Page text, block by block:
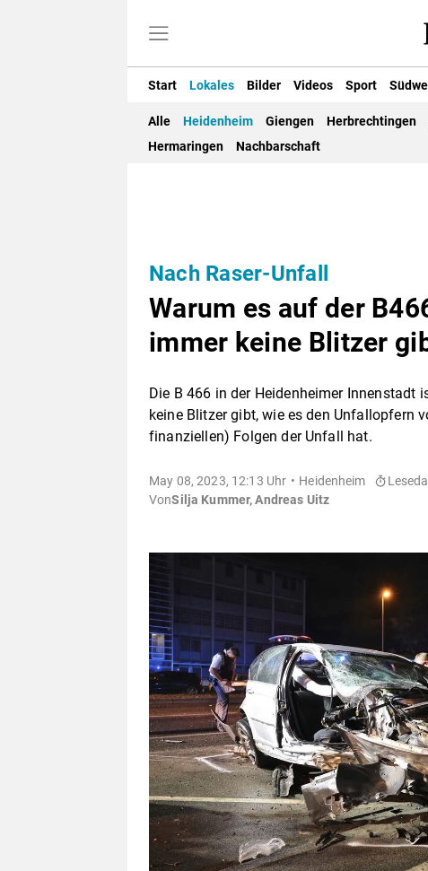
Start Lokales Bilder Videos Sport
Alle Heidenheim Giengen Herbrechtingen
Hermaringen
Nachbarschaft
Nach Raser-Unfall
Warum es auf der
immer keine Blitzer
Die B 466 in der Heidenheimer Innenstadt
keine Blitzer gibt, wie es den Unfallopfern
finanziellen) Folgen der Unfall hat.
May 08, 2023, 12:13 Uhr Heidenheim
VonSilja Kummer, Andreas Uitz